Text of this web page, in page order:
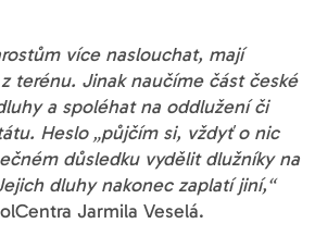
více naslouchat, mají
terénu. Jinak naučíme část české
a spoléhat na oddlužení či
Heslo „půjčím si, vždyť o nic
důsledku vydělit dlužníky na
dluhy nakonec zaplatí jiní,“
Jarmila Veselá.